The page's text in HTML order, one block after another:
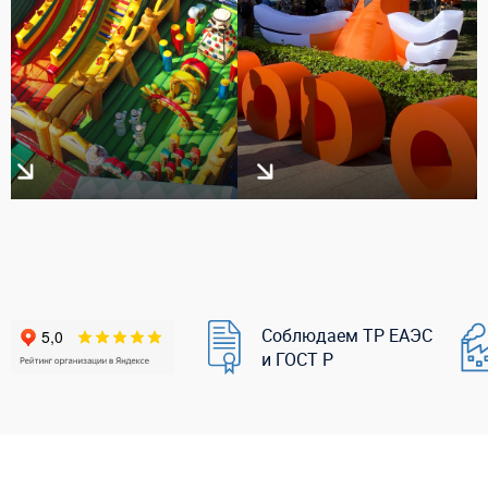
Соблюдаем ТР ЕАЭС
и ГОСТ Р